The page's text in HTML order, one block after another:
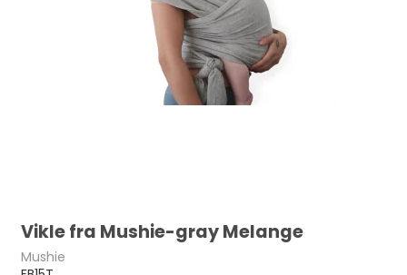
Vikle fra Mushie-gray Melange
Mushie